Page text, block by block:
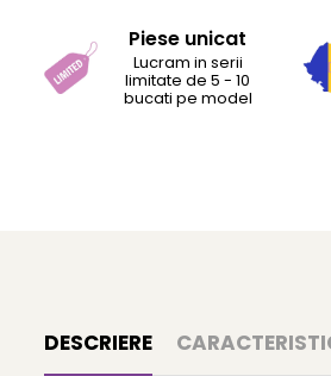
Piese unicat
Lucram in serii
limitate de 5 - 10
bucati pe model
DESCRIERE